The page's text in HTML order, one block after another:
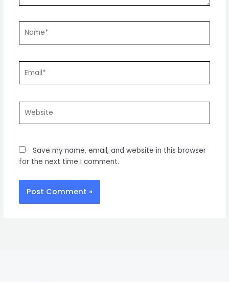
Save my name, email, and website in this browser
for the next time I comment.